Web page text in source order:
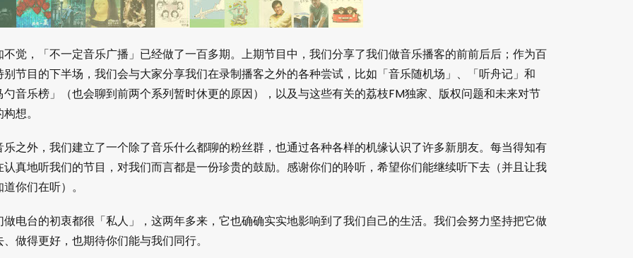
不觉，「不一定音乐广播」已经做了一百多期。上期节目中，我们分享了我们做音乐播客的前前后后；作为百
别节目的下半场，我们会与大家分享我们在录制播客之外的各种尝试，比如「音乐随机场」、「听舟记」和
勺音乐榜」（也会聊到前两个系列暂时休更的原因），以及与这些有关的荔枝FM独家、版权问题和未来对节
想。
乐之外，我们建立了一个除了音乐什么都聊的粉丝群，也通过各种各样的机缘认识了许多新朋友。每当得知有
认真地听我们的节目，对我们而言都是一份珍贵的鼓励。感谢你们的聆听，希望你们能继续听下去（并且让我
你们在听）。
做电台的初衷都很「私人」，这两年多来，它也确确实实地影响到了我们自己的生活。我们会努力坚持把它做
、做得更好，也期待你们能与我们同行。